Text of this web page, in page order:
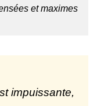
et maximes
impuissante,